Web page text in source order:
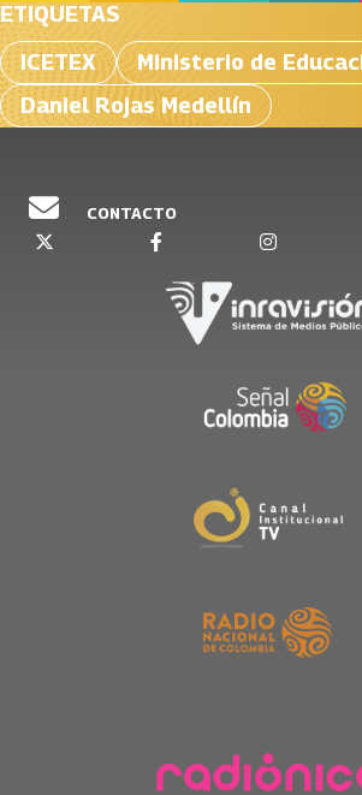
ETIQUETAS
ICETEX
Ministerio de
Daniel Rojas Medellín
CONTACTO